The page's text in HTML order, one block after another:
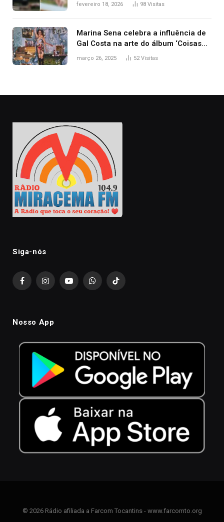
fevereiro 18, 2026 98 Visitas
Marina Sena celebra a influência de
Gal Costa na arte do álbum ‘Coisas
naturais’
março 26, 2025 52Visitas
Siga-nós
FacebookInstagramYouTubeWhatsAppTikTok
Nosso App
© 2026 Rádio afiliada a Farcom Tocantins - www.farcomto.org